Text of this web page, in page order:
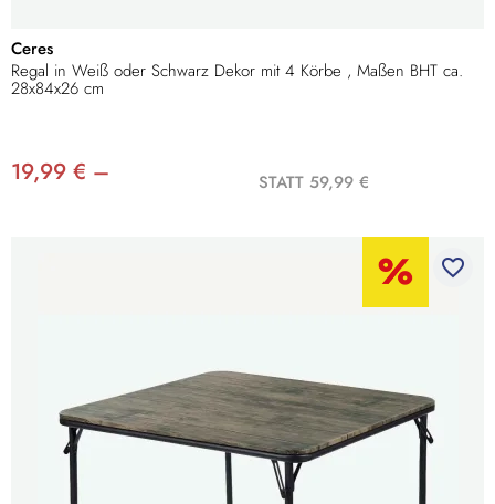
Ceres
Regal in Weiß oder Schwarz Dekor mit 4 Körbe , Maßen BHT ca.
28x84x26 cm
19,99 € – STATT 59,99 €
favorite_border